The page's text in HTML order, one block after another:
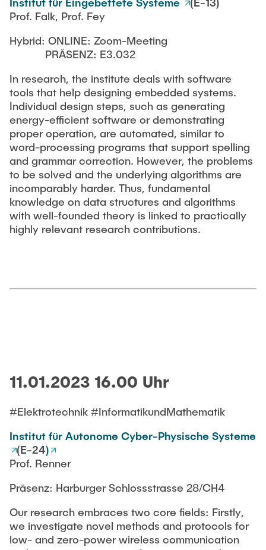
Prof. Falk, Prof. Fey
Hybrid: ONLINE: Zoom-Meeting
PRÄSENZ: E3.032
In research, the institute deals with software
tools that help designing embedded systems.
Individual design steps, such as generating
energy-efficient software or demonstrating
proper operation, are automated, similar to
word-processing programs that support spelling
and grammar correction. However, the problems
to be solved and the underlying algorithms are
incomparably harder. Thus, fundamental
knowledge on data structures and algorithms
with well-founded theory is linked to practically
highly relevant research contributions.
11.01.2023 16.00 Uhr
#Elektrotechnik #InformatikundMathematik
Institut für Autonome Cyber-Physische Systeme
(E-24)
Prof. Renner
Präsenz: Harburger Schlossstrasse 28/CH4
Our research embraces two core fields: Firstly,
we investigate novel methods and protocols for
low- and zero-power wireless communication